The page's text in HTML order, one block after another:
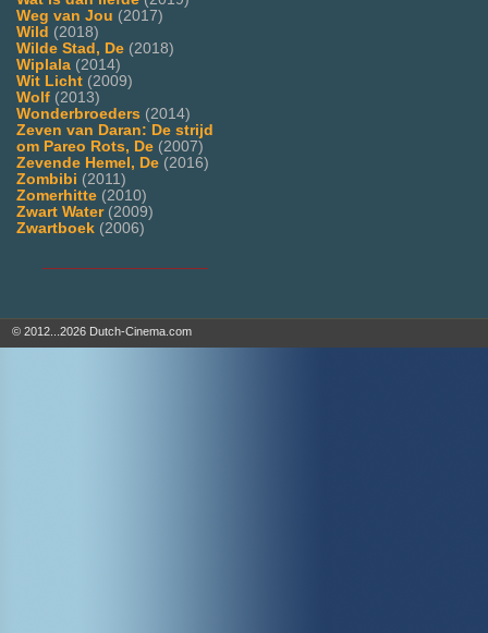
Weg van Jou (2017)
Wild (2018)
Wilde Stad, De (2018)
Wiplala (2014)
Wit Licht (2009)
Wolf (2013)
Wonderbroeders (2014)
Zeven van Daran: De strijd
om Pareo Rots, De (2007)
Zevende Hemel, De (2016)
Zombibi (2011)
Zomerhitte (2010)
Zwart Water(2009)
Zwartboek (2006)
© 2012...2026 Dutch-Cinema.com